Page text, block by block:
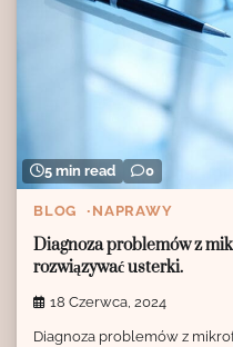
5 min read 0
BLOG NAPRAWY
Diagnoza problemów z
rozwiązywać usterki.
18 Czerwca, 2024
Diagnoza problemów z